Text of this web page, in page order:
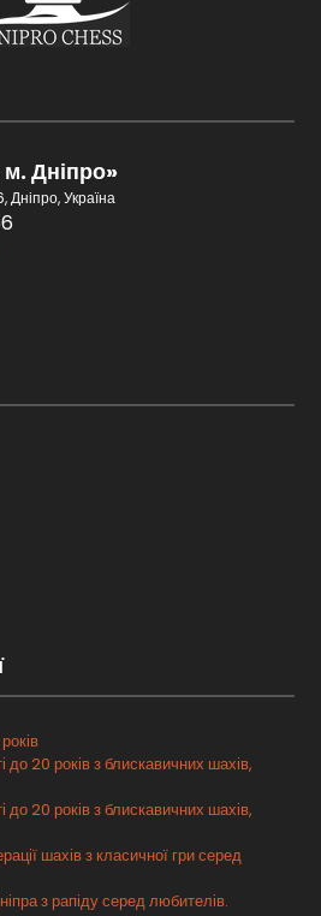
Дніпро»
Україна
20 років з блискавичних шахів,
20 років з блискавичних шахів,
шахів з класичної гри серед
з рапіду серед любителів.